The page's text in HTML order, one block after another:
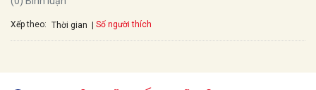
Xếp theo: Thời gian Số người thích